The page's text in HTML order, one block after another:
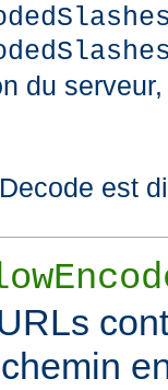
du
est